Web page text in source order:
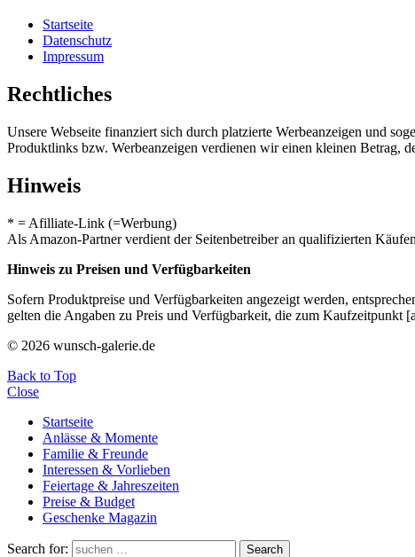
Startseite
Datenschutz
Impressum
Rechtliches
Unsere Webseite finanziert sich durch platzierte Werbeanzeigen und
Produktlinks bzw. Werbeanzeigen verdienen wir einen kleinen Betrag,
Hinweis
* = Afilliate-Link (=Werbung)
Als Amazon-Partner verdient der Seitenbetreiber an qualifizierten
Hinweis zu Preisen und Verfügbarkeiten
Sofern Produktpreise und Verfügbarkeiten angezeigt werden,
gelten die Angaben zu Preis und Verfügbarkeit, die zum Kaufzeitpunkt
© 2026 wunsch-galerie.de
Back to Top
Close
Startseite
Anlässe & Momente
Familie & Freunde
Interessen & Vorlieben
Feiertage & Jahreszeiten
Preise & Budget
Geschenke Magazin
Search for: Search